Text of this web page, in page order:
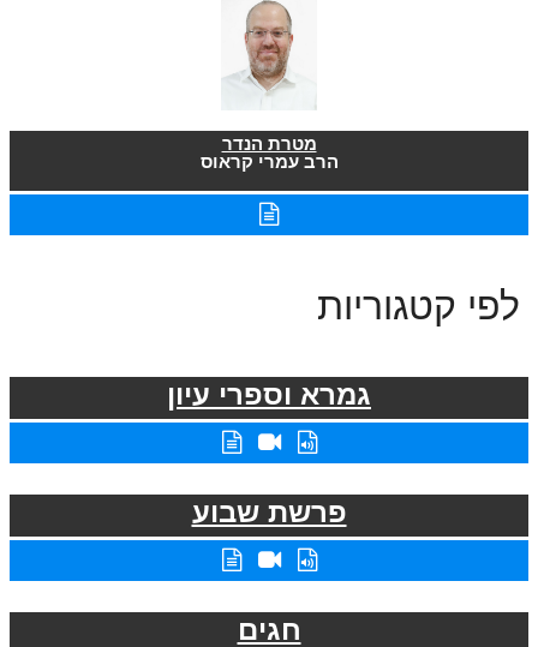
מטרת הנדר
הרב עמרי קראוס
לפי קטגוריות
גמרא וספרי עיון
פרשת שבוע
חגים